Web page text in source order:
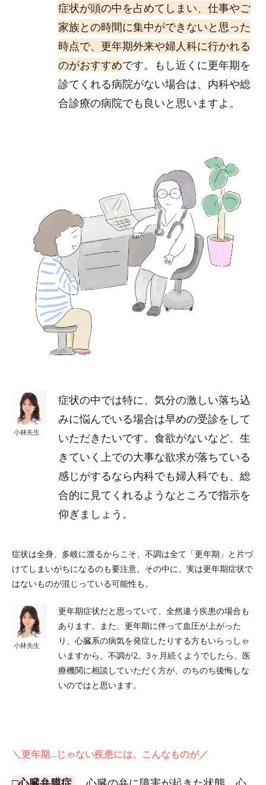
症状が頭の中を占めてしまい、仕事やご
家族との時間に集中ができないと思った
時点で、更年期外来や婦人科に行かれる
のがおすすめです。もし近くに更年期を
診てくれる病院がない場合は、内科や総
合診療の病院でも良いと思いますよ。
小林先生
症状の中では特に、気分の激しい落ち込
みに悩んでいる場合は早めの受診をして
いただきたいです。食欲がないなど、生
きていく上での大事な欲求が落ちている
感じがするなら内科でも婦人科でも、総
合的に見てくれるようなところで指示を
仰ぎましょう。
症状は全身、多岐に渡るからこそ、不調は全て「更年期」と片づ
けてしまいがちになるのも要注意。その中に、実は更年期症状で
はないものが混じっている可能性も。
小林先生
更年期症状だと思っていて、全然違う疾患の場合も
あります。また、更年期に伴って血圧が上がった
り、心臓系の病気を発症したりする方もいらっしゃ
いますから、不調が2、3ヶ月続くようでしたら、医
療機関に相談していただく方が、のちのち後悔しな
いのではと思います。
＼更年期…じゃない疾患には、こんなものが／